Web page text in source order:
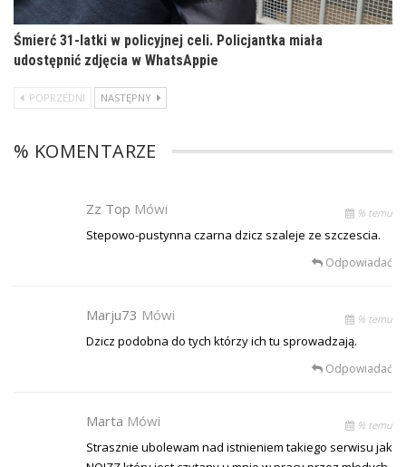
Śmierć 31-latki w policyjnej celi. Policjantka miała
udostępnić zdjęcia w WhatsAppie
POPRZEDNI NASTĘPNY
% KOMENTARZE
Zz Top Mówi % temu
Stepowo-pustynna czarna dzicz szaleje ze szczescia.
Odpowiadać
Marju73 Mówi % temu
Dzicz podobna do tych którzy ich tu sprowadzają.
Odpowiadać
Marta Mówi % temu
Strasznie ubolewam nad istnieniem takiego serwisu jak